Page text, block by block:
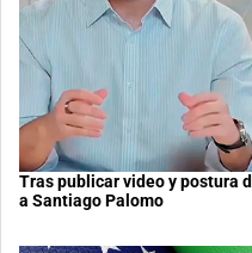
Tras publicar video y postura
a Santiago Palomo